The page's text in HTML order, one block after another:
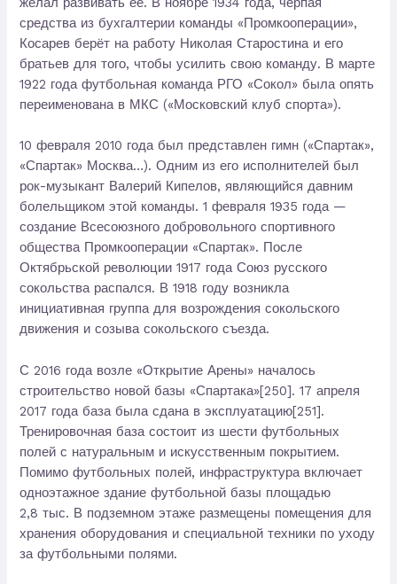
средства из бухгалтерии команды «Промкооперации»,
Косарев берёт на работу Николая Старостина и его
братьев для того, чтобы усилить свою команду. В марте
1922 года футбольная команда РГО «Сокол» была опять
переименована в МКС («Московский клуб спорта»).
10 февраля 2010 года был представлен гимн («Спартак»,
«Спартак» Москва…). Одним из его исполнителей был
рок-музыкант Валерий Кипелов, являющийся давним
болельщиком этой команды. 1 февраля 1935 года —
создание Всесоюзного добровольного спортивного
общества Промкооперации «Спартак». После
Октябрьской революции 1917 года Союз русского
сокольства распался. В 1918 году возникла
инициативная группа для возрождения сокольского
движения и созыва сокольского съезда.
С 2016 года возле «Открытие Арены» началось
строительство новой базы «Спартака»[250]. 17 апреля
2017 года база была сдана в эксплуатацию[251].
Тренировочная база состоит из шести футбольных
полей с натуральным и искусственным покрытием.
Помимо футбольных полей, инфраструктура включает
одноэтажное здание футбольной базы площадью
2,8 тыс. В подземном этаже размещены помещения для
хранения оборудования и специальной техники по уходу
за футбольными полями.